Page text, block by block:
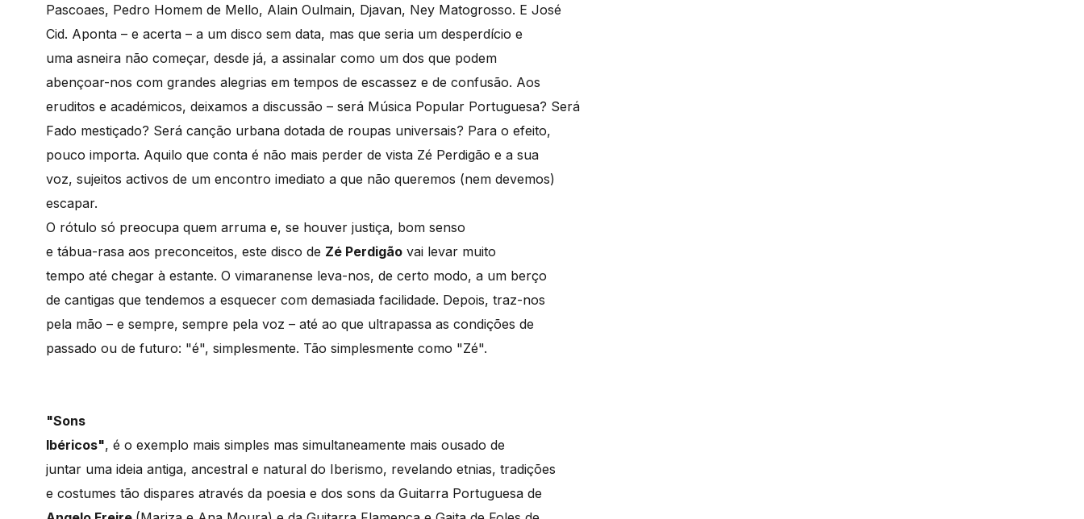
Pascoaes, Pedro Homem de Mello, Alain Oulmain, Djavan, Ney Matogrosso. E José
Cid. Aponta – e acerta – a um disco sem data, mas que seria um desperdício e
uma asneira não começar, desde já, a assinalar como um dos que podem
abençoar-nos com grandes alegrias em tempos de escassez e de confusão. Aos
eruditos e académicos, deixamos a discussão – será Música Popular Portuguesa? Será
Fado mestiçado? Será canção urbana dotada de roupas universais? Para o efeito,
pouco importa. Aquilo que conta é não mais perder de vista Zé Perdigão e a sua
voz, sujeitos activos de um encontro imediato a que não queremos (nem devemos)
escapar.
O rótulo só preocupa quem arruma e, se houver justiça, bom senso
e tábua-rasa aos preconceitos, este disco de Zé Perdigão vai levar muito
tempo até chegar à estante. O vimaranense leva-nos, de certo modo, a um berço
de cantigas que tendemos a esquecer com demasiada facilidade. Depois, traz-nos
pela mão – e sempre, sempre pela voz – até ao que ultrapassa as condições de
passado ou de futuro: "é", simplesmente. Tão simplesmente como "Zé".
"Sons
Ibéricos", é o exemplo mais simples mas simultaneamente mais ousado de
juntar uma ideia antiga, ancestral e natural do Iberismo, revelando etnias, tradições
e costumes tão dispares através da poesia e dos sons da Guitarra Portuguesa de